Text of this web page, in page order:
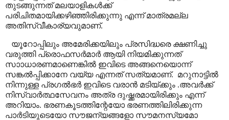
തുടങ്ങുന്നത് മലയാളികൾക്ക്
പരിചിതമായിക്കഴിഞ്ഞിരിക്കുന്നു എന്ന് മാത്രമല്ല
അതിസ്വീകാര്യവുമാണ്.
യൂറോപ്പിലും അമേരിക്കയിലും പ്രസിദ്ധരെ ക്ഷണിച്ചു
വരുത്തി പ്രൊഫസർമാർ ആയി നിയമിക്കുന്നത്
സാാധാരണമാണെങ്കിൽ ഇവിടെ അങ്ങനെയൊന്ന്
സങ്കൽപ്പിക്കാനേ വയ്യ എന്നത് സത്യമാണ്. മറുനാട്ടിൽ
നിന്നുള്ള പ്രഗൽഭർ ഇവിടെ വരാൻ മടിയ്ക്കും .അവർക്ക്
നിസ്വാർത്ഥസേവനം അത്ര ദുഷ്ക്കരമായിരിക്കും എന്ന്
അറിയാം. ഭരണകൂടത്തിന്റേയോ ഭരണത്തിലിരിക്കുന്ന
പാർടിയുടെയോ സൗജന്യങ്ങളോ സൗമനസ്യമോ